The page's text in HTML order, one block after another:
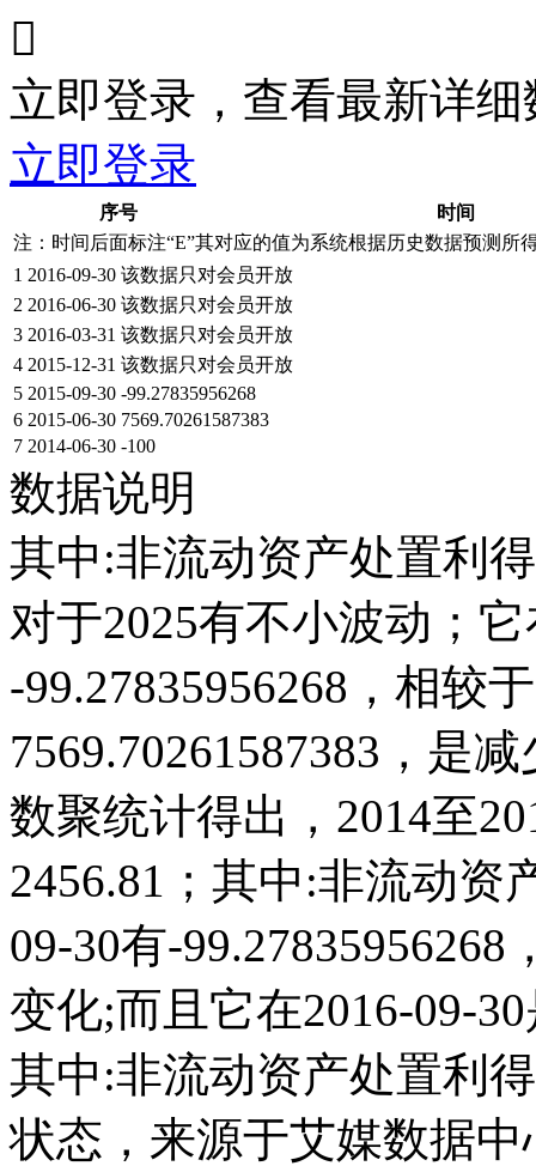

立即登录，查看最新详细
立即登录
序号
时间
注：时间后面标注“E”其对应的值为系统根据历史数据预测所
1 2016-09-30 该数据只对会员开放
2 2016-06-30 该数据只对会员开放
3 2016-03-31 该数据只对会员开放
4 2015-12-31 该数据只对会员开放
5 2015-09-30 -99.27835956268
6 2015-06-30 7569.70261587383
7 2014-06-30 -100
数据说明
其中:非流动资产处置利
对于2025有不小波动；
-99.27835956268，相较
7569.70261587383，是
数聚统计得出，2014至
2456.81；其中:非流动资
09-30有-
变化;而且它在2016-09-
其中:非流动资产处置利
状态，来源于艾媒数据